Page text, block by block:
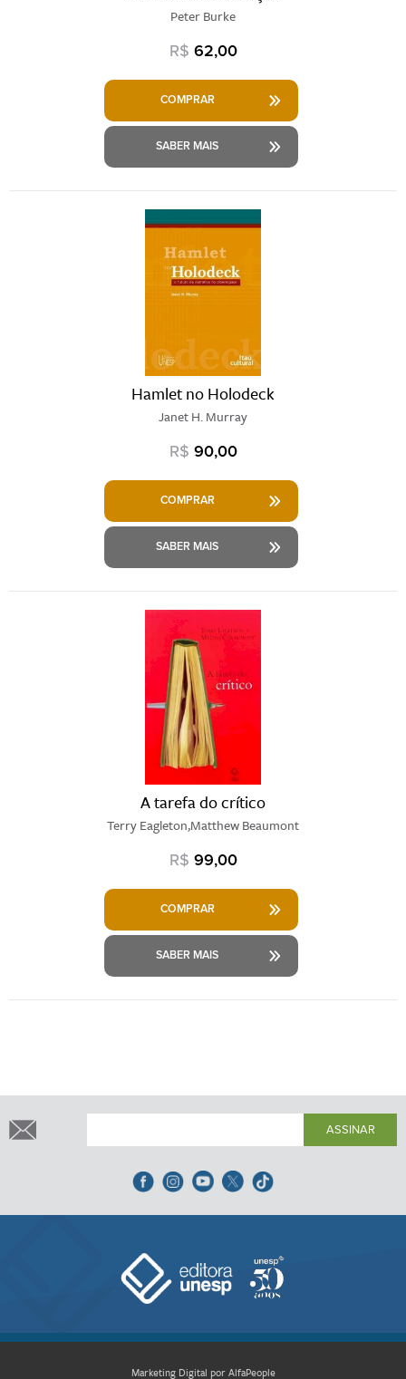
Peter Burke
R$ 62,00
COMPRAR
SABER MAIS
Hamlet no Holodeck
Janet H. Murray
R$ 90,00
COMPRAR
SABER MAIS
A tarefa do crítico
Terry Eagleton,Matthew Beaumont
R$ 99,00
COMPRAR
SABER MAIS
ASSINAR
Marketing Digital por AlfaPeople